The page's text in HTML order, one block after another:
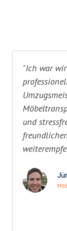
"Ich war
und